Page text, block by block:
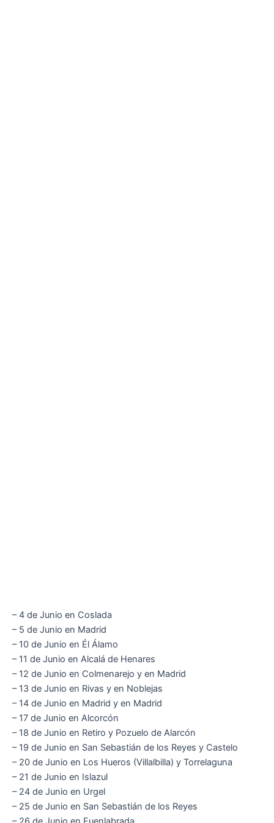
– 4 de Junio en Coslada
– 5 de Junio en Madrid
– 10 de Junio en Él Álamo
– 11 de Junio en Alcalá de Henares
– 12 de Junio en Colmenarejo y en Madrid
– 13 de Junio en Rivas y en Noblejas
– 14 de Junio en Madrid y en Madrid
– 17 de Junio en Alcorcón
– 18 de Junio en Retiro y Pozuelo de Alarcón
– 19 de Junio en San Sebastián de los Reyes y Castelo
– 20 de Junio en Los Hueros (Villalbilla) y Torrelaguna
– 21 de Junio en Islazul
– 24 de Junio en Urgel
– 25 de Junio en San Sebastián de los Reyes